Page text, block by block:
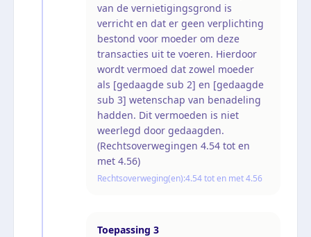
van de vernietigingsgrond is
verricht en dat er geen verplichting
bestond voor moeder om deze
transacties uit te voeren. Hierdoor
wordt vermoed dat zowel moeder
als [gedaagde sub 2] en [gedaagde
sub 3] wetenschap van benadeling
hadden. Dit vermoeden is niet
weerlegd door gedaagden.
(Rechtsoverwegingen 4.54 tot en
met 4.56)
Rechtsoverweging(en):4.54 tot en met 4.56
Toepassing 3